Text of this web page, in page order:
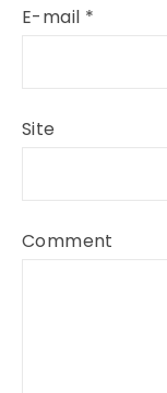
E-mail *
Site
Comment